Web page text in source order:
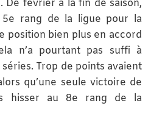
De février à la fin de saison,
5e rang de la ligue pour la
position bien plus en accord
n’a pourtant pas suffi à
Trop de points avaient
qu’une seule victoire de
hisser au 8e rang de la